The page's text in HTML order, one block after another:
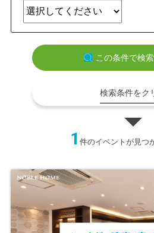
この条件で検
検索条件をク
1 件のイベントが見つ